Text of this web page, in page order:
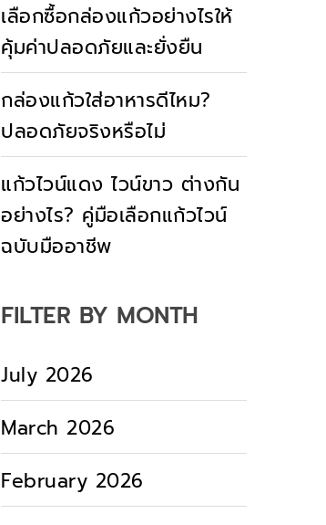
เลือกซื้อกล่องแก้วอย่างไรให้
คุ้มค่าปลอดภัยและยั่งยืน
กล่องแก้วใส่อาหารดีไหม?
ปลอดภัยจริงหรือไม่
แก้วไวน์แดง ไวน์ขาว ต่างกัน
อย่างไร? คู่มือเลือกแก้วไวน์
ฉบับมืออาชีพ
FILTER BY MONTH
July 2026
March 2026
February 2026